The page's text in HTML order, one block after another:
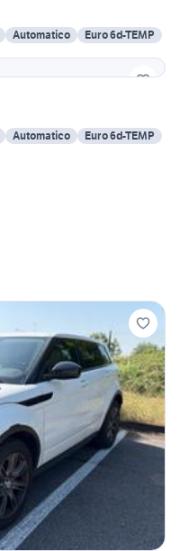
Automatico
Euro 6d-TEMP
Automatico Euro 6d-TEMP